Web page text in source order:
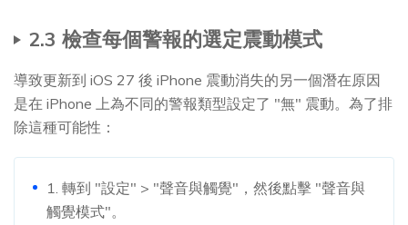
2.3 檢查每個警報的選定震動模式
導致更新到 iOS 27 後 iPhone 震動消失的另一個潛在原因
是在 iPhone 上為不同的警報類型設定了 "無" 震動。為了排
除這種可能性：
1. 轉到 "設定" > "聲音與觸覺"，然後點擊 "聲音與
觸覺模式"。